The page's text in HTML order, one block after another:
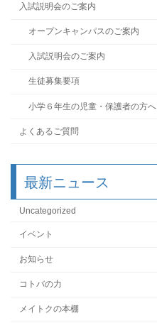
入試説明会のご案内
オープンキャンパスのご案内
入試説明会のご案内
生徒募集要項
小学６年生の児童・保護者の方へ
よくあるご質問
最新ニュース
Uncategorized
イベント
お知らせ
コトバの力
メイトクの本棚